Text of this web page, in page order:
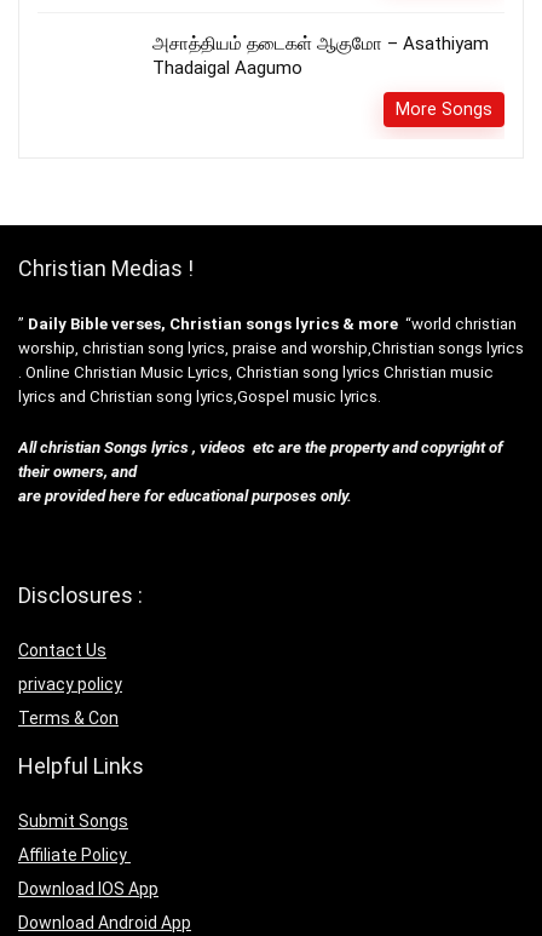
அசாத்தியம் தடைகள் ஆகுமோ – Asathiyam
Thadaigal Aagumo
More Songs
Christian Medias !
” Daily Bible verses, Christian songs lyrics & more “world christian
worship, christian song lyrics, praise and worship,Christian songs lyrics
. Online Christian Music Lyrics, Christian song lyrics Christian music
lyrics and Christian song lyrics,Gospel music lyrics.
All christian Songs lyrics , videos etc are the property and copyright of
their owners, and
are provided here for educational purposes only.
Disclosures :
Contact Us
privacy policy
Terms & Con
Helpful Links
Submit Songs
Affiliate Policy
Download IOS App
Download Android App